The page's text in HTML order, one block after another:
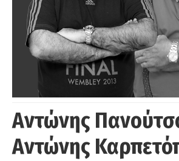
Αντώνης
Αντώνης